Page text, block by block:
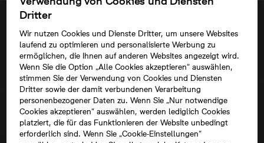
Um diese Karte ansehen zu können,
aktivieren Sie bitte die Dienste Dritter in
den Cookie-Einstellungen.
Dritter
Wir nutzen Cookies und Dienste Dritter, um unsere Websites
laufend zu optimieren und personalisierte Werbung zu
ermöglichen, die Ihnen auf anderen Websites angezeigt wird.
Wenn Sie die Option „Alle Cookies akzeptieren“ auswählen,
stimmen Sie der Verwendung von Cookies und Diensten
Dritter sowie der damit verbundenen Verarbeitung
personenbezogener Daten zu. Wenn Sie „Nur notwendige
Cookies akzeptieren“ auswählen, werden lediglich Cookies
platziert, die für das Funktionieren der Website unbedingt
erforderlich sind. Wenn Sie „Cookie-Einstellungen“